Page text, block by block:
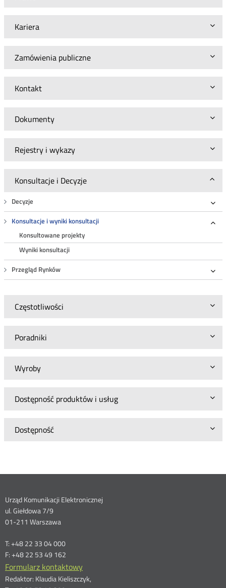
Kariera
Zamówienia publiczne
Kontakt
Dokumenty
Rejestry i wykazy
Konsultacje i Decyzje
Decyzje
Konsultacje i wyniki konsultacji
Konsultowane projekty
Wyniki konsultacji
Przegląd Rynków
Częstotliwości
Poradniki
Wyroby
Dostępność produktów i usług
Dostępność
Dane
kontaktowe
Urząd Komunikacji Elektronicznej
ul. Giełdowa 7/9
01-211 Warszawa
T: +48 22 33 04 000
F: +48 22 53 49 162
Formularz kontaktowy
Redaktor: Klaudia Kieliszczyk,